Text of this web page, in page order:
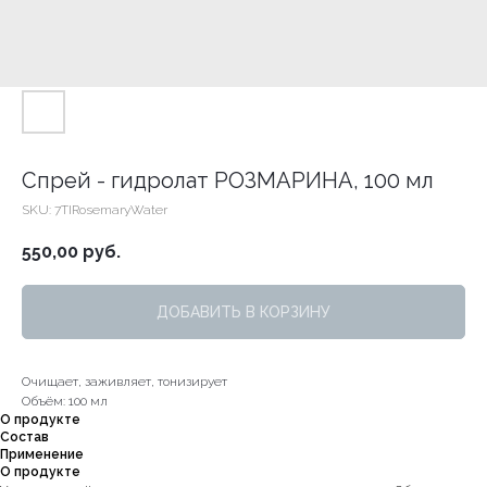
Спрей - гидролат РОЗМАРИНА, 100 мл
SKU: 7TIRosemaryWater
550,00 руб.
ДОБАВИТЬ В КОРЗИНУ
Очищает, заживляет, тонизирует
Объём: 100 мл
О продукте
Состав
Применение
О продукте